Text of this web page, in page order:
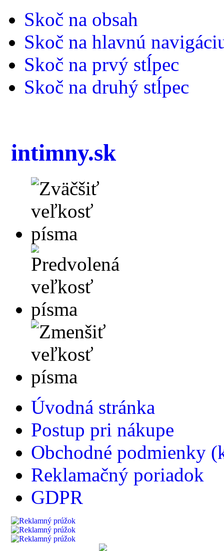
Skoč na obsah
Skoč na hlavnú
Skoč na prvý stĺpec
Skoč na druhý stĺpec
intimny.sk
Úvodná stránka
Postup pri nákupe
Obchodné podmienky
Reklamačný poriadok
GDPR